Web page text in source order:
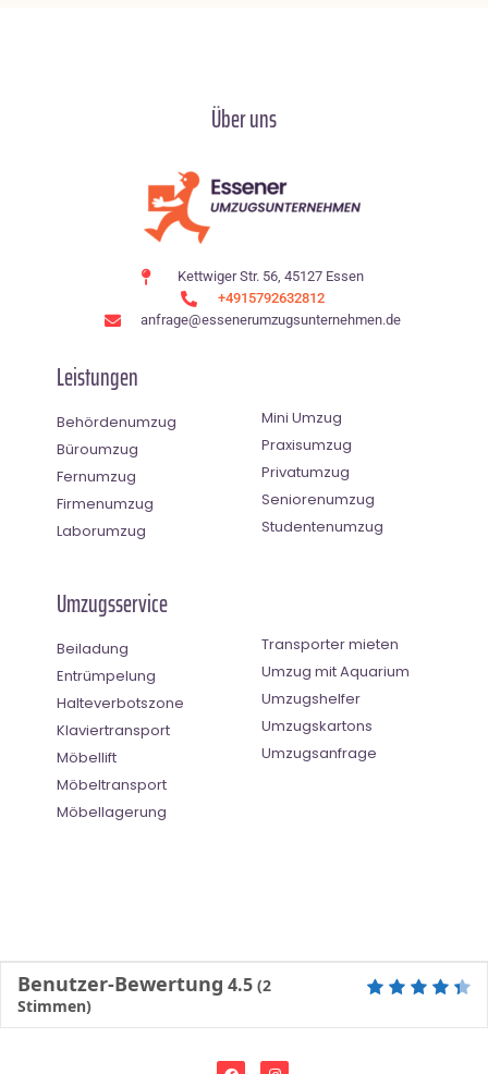
Über uns
Kettwiger Str. 56, 45127 Essen
+4915792632812
anfrage@essenerumzugsunternehmen.de
Leistungen
Behördenumzug
Büroumzug
Fernumzug
Firmenumzug
Laborumzug
Mini Umzug
Praxisumzug
Privatumzug
Seniorenumzug
Studentenumzug
Umzugsservice
Beiladung
Entrümpelung
Halteverbotszone
Klaviertransport
Möbellift
Möbeltransport
Möbellagerung
Transporter mieten
Umzug mit Aquarium
Umzugshelfer
Umzugskartons
Umzugsanfrage
Benutzer-Bewertung 4.5 (2
Stimmen)